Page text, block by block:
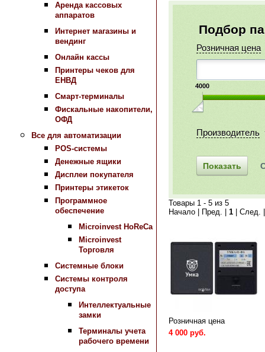
Аренда кассовых
аппаратов
Интернет магазины и
вендинг
Онлайн кассы
Принтеры чеков для
ЕНВД
Смарт-терминалы
Фискальные накопители,
ОФД
Все для автоматизации
POS-системы
Денежные ящики
Дисплеи покупателя
Принтеры этикеток
Программное
обеспечение
Microinvest HoReCa
Microinvest
Торговля
Системные блоки
Системы контроля
доступа
Интеллектуальные
замки
Терминалы учета
рабочего времени
Подбор
Розничная цена
4000
Производитель
Товары 1 - 5 из 5
Начало | Пред. | 1 | След.
Розничная цена
4 000 руб.